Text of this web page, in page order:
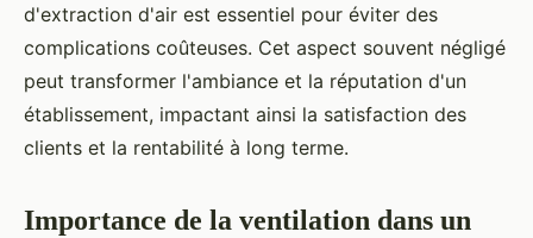
d'extraction d'air est essentiel pour éviter des
complications coûteuses. Cet aspect souvent négligé
peut transformer l'ambiance et la réputation d'un
établissement, impactant ainsi la satisfaction des
clients et la rentabilité à long terme.
Importance de la ventilation dans un